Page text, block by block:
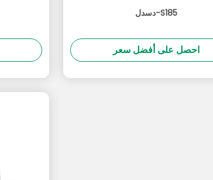
دسدل-S185
احصل على أفضل سعر